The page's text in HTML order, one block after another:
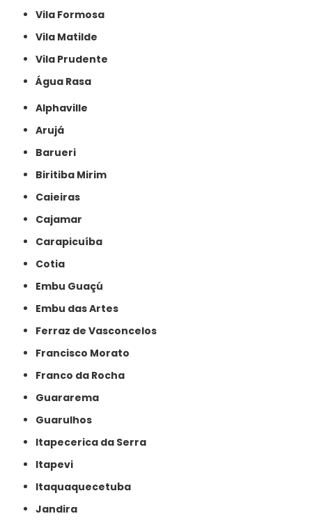
Vila Formosa
Vila Matilde
Vila Prudente
Água Rasa
Alphaville
Arujá
Barueri
Biritiba Mirim
Caieiras
Cajamar
Carapicuíba
Cotia
Embu Guaçú
Embu das Artes
Ferraz de Vasconcelos
Francisco Morato
Franco da Rocha
Guararema
Guarulhos
Itapecerica da Serra
Itapevi
Itaquaquecetuba
Jandira